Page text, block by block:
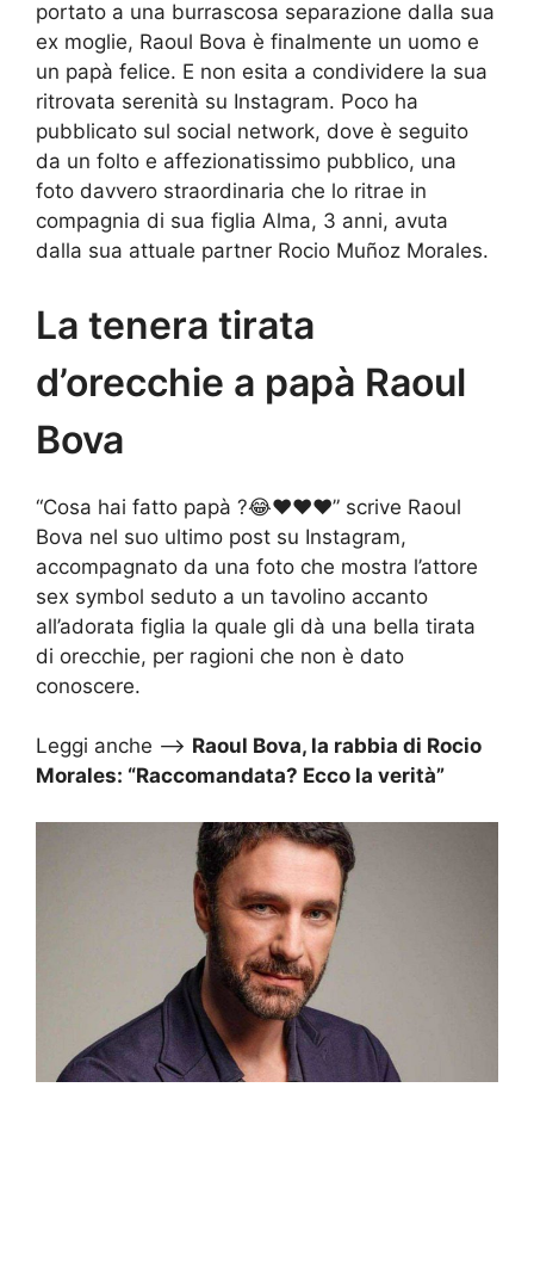
portato a una burrascosa separazione dalla sua
ex moglie, Raoul Bova è finalmente un uomo e
un papà felice. E non esita a condividere la sua
ritrovata serenità su Instagram. Poco ha
pubblicato sul social network, dove è seguito
da un folto e affezionatissimo pubblico, una
foto davvero straordinaria che lo ritrae in
compagnia di sua figlia Alma, 3 anni, avuta
dalla sua attuale partner Rocio Muñoz Morales.
La tenera tirata
d’orecchie a papà Raoul
Bova
“Cosa hai fatto papà ?😂❤️❤️❤️” scrive Raoul
Bova nel suo ultimo post su Instagram,
accompagnato da una foto che mostra l’attore
sex symbol seduto a un tavolino accanto
all’adorata figlia la quale gli dà una bella tirata
di orecchie, per ragioni che non è dato
conoscere.
Leggi anche –> Raoul Bova, la rabbia di Rocio
Morales: “Raccomandata? Ecco la verità”